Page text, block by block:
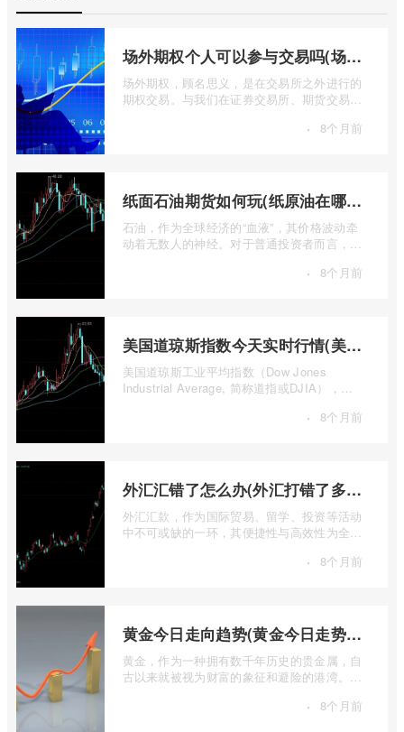
场外期权个人可以参与交易吗(场外个股期权怎样交易)
场外期权，顾名思义，是在交易所之外进行的
期权交易。与我们在证券交易所、期货交易所
· 8个月前
纸面石油期货如何玩(纸原油在哪里交易)
石油，作为全球经济的“血液”，其价格波动牵
动着无数人的神经。对于普通投资者而言，直
· 8个月前
美国道琼斯指数今天实时行情(美国道琼斯指数期货指数实时行情)
美国道琼斯工业平均指数（Dow Jones
Industrial Average, 简称道指或DJIA），无
· 8个月前
外汇汇错了怎么办(外汇打错了多久退回来)
外汇汇款，作为国际贸易、留学、投资等活动
中不可或缺的一环，其便捷性与高效性为全球
· 8个月前
黄金今日走向趋势(黄金今日走势分析建议)
黄金，作为一种拥有数千年历史的贵金属，自
古以来就被视为财富的象征和避险的港湾。在
· 8个月前